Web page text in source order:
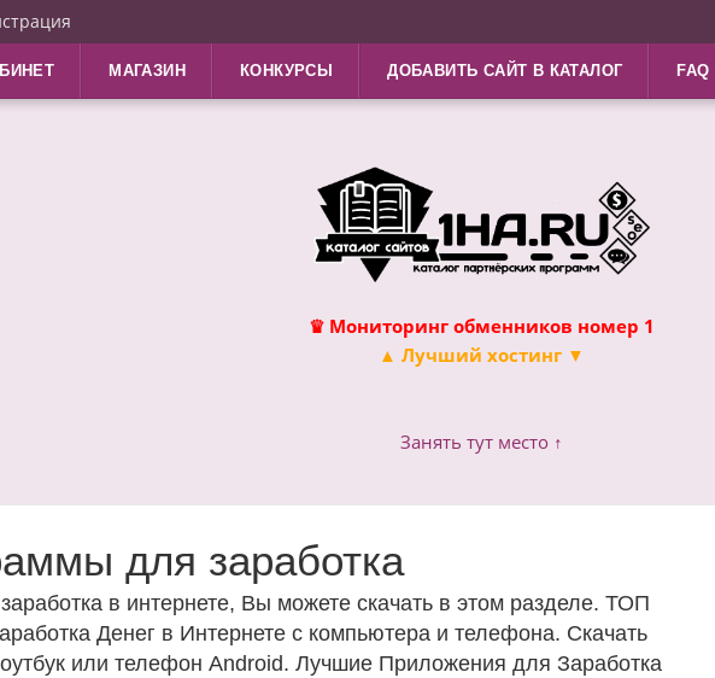
МАГАЗИН КОНКУРСЫ ДОБАВИТЬ САЙТ В КАТАЛОГ FAQ
♛ Мониторинг обменников номер 1
▲ Лучший хостинг ▼
Занять тут место ↑
для заработка
в интернете, Вы можете скачать в этом разделе. ТОП
Денег в Интернете с компьютера и телефона. Скачать
или телефон Android. Лучшие Приложения для Заработка